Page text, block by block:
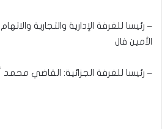
– رئيسا للغرفة الإدارية والتجارية
الأمين فال
– رئيسا للغرفة الجزائية: القاضي محمد